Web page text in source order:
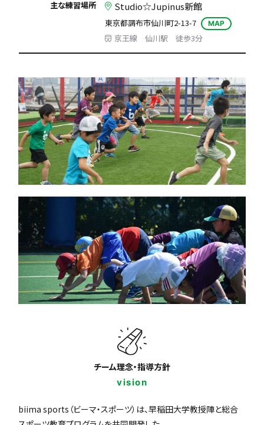
主な練習場所 Studio☆Jupinus新館
東京都調布市仙川町2-13-7 MAP
京王線 仙川駅 徒歩3分
チーム理念・指導方針
vision
biima sports（ビーマ・スポーツ）は、早稲田大学教授陣と総合